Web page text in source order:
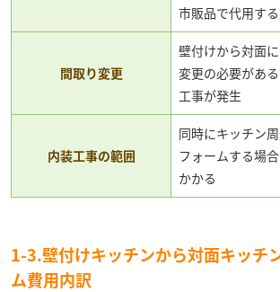
市販品で代用す
間取り変更
壁付けから対面
変更の必要があ
工事が発生
内装工事の範囲
同時にキッチン
フォームする場
かかる
1-3.壁付けキッチンから対面キッチ
ム費用内訳